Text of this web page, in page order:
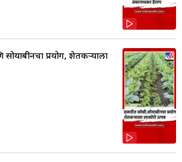
प्रयोग, शेतकर्‍याला